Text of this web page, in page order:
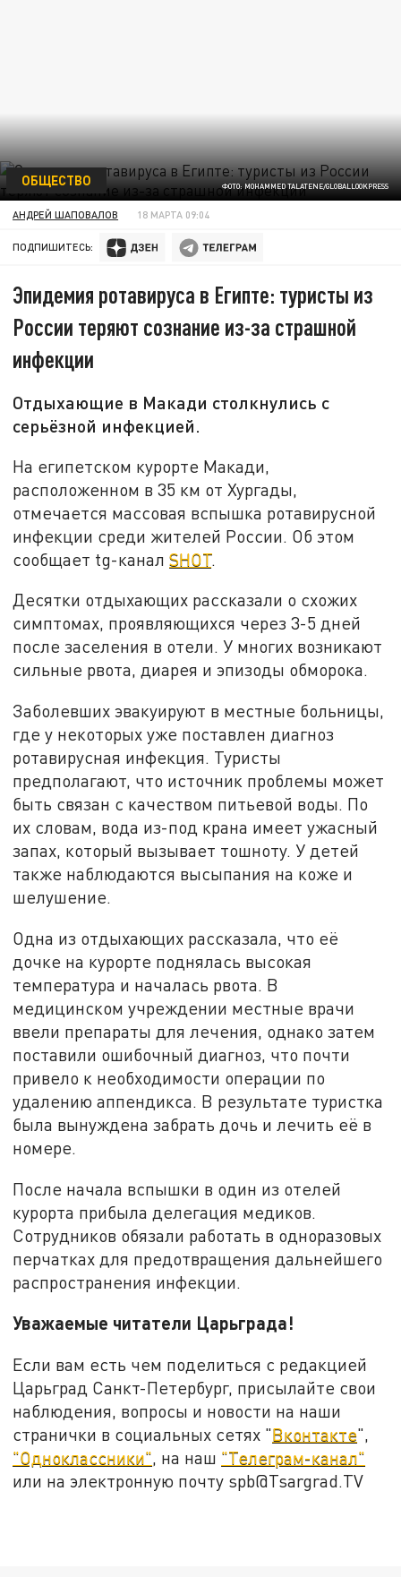
ФОТО: MOHAMMED TALATENE/GLOBALLOOKPRESS
ОБЩЕСТВО
АНДРЕЙ ШАПОВАЛОВ 18 МАРТА 09:04
ПОДПИШИТЕСЬ:
Эпидемия ротавируса в Египте: туристы из
России теряют сознание из-за страшной
инфекции
Отдыхающие в Макади столкнулись с
серьёзной инфекцией.
На египетском курорте Макади,
расположенном в 35 км от Хургады,
отмечается массовая вспышка ротавирусной
инфекции среди жителей России. Об этом
сообщает tg-каналSHOT.
Десятки отдыхающих рассказали о схожих
симптомах, проявляющихся через 3-5 дней
после заселения в отели. У многих возникают
сильные рвота, диарея и эпизоды обморока.
Заболевших эвакуируют в местные больницы,
где у некоторых уже поставлен диагноз
ротавирусная инфекция. Туристы
предполагают, что источник проблемы может
быть связан с качеством питьевой воды. По
их словам, вода из-под крана имеет ужасный
запах, который вызывает тошноту. У детей
также наблюдаются высыпания на коже и
шелушение.
Одна из отдыхающих рассказала, что её
дочке на курорте поднялась высокая
температура и началась рвота. В
медицинском учреждении местные врачи
ввели препараты для лечения, однако затем
поставили ошибочный диагноз, что почти
привело к необходимости операции по
удалению аппендикса. В результате туристка
была вынуждена забрать дочь и лечить её в
номере.
После начала вспышки в один из отелей
курорта прибыла делегация медиков.
Сотрудников обязали работать в одноразовых
перчатках для предотвращения дальнейшего
распространения инфекции.
Уважаемые читатели Царьграда!
Если вам есть чем поделиться с редакцией
Царьград Санкт-Петербург, присылайте свои
наблюдения, вопросы и новости на наши
странички в социальных сетях "Вконтакте",
"Одноклассники", на наш "Телеграм-канал"
или на электронную почту spb@Tsargrad.TV